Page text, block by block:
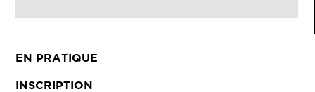
EN PRATIQUE
INSCRIPTION